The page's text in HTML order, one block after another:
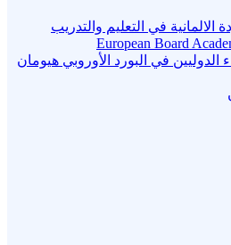
الالمانية في التعليم والتدريب
الدوليين في البورد الأوروبي هيومان